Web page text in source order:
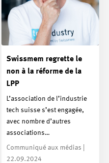
Swissmem regrette le
non à la réforme de la
LPP
L’association de l’industrie
tech suisse s’est engagée,
avec nombre d’autres
associations…
Communiqué aux médias |
22.09.2024